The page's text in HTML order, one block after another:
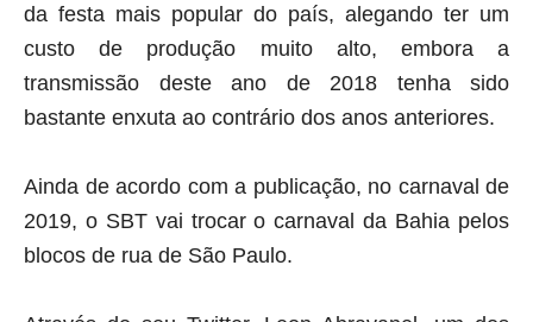
da festa mais popular do país, alegando ter um
custo de produção muito alto, embora a
transmissão deste ano de 2018 tenha sido
bastante enxuta ao contrário dos anos anteriores.
Ainda de acordo com a publicação, no carnaval de
2019, o SBT vai trocar o carnaval da Bahia pelos
blocos de rua de São Paulo.